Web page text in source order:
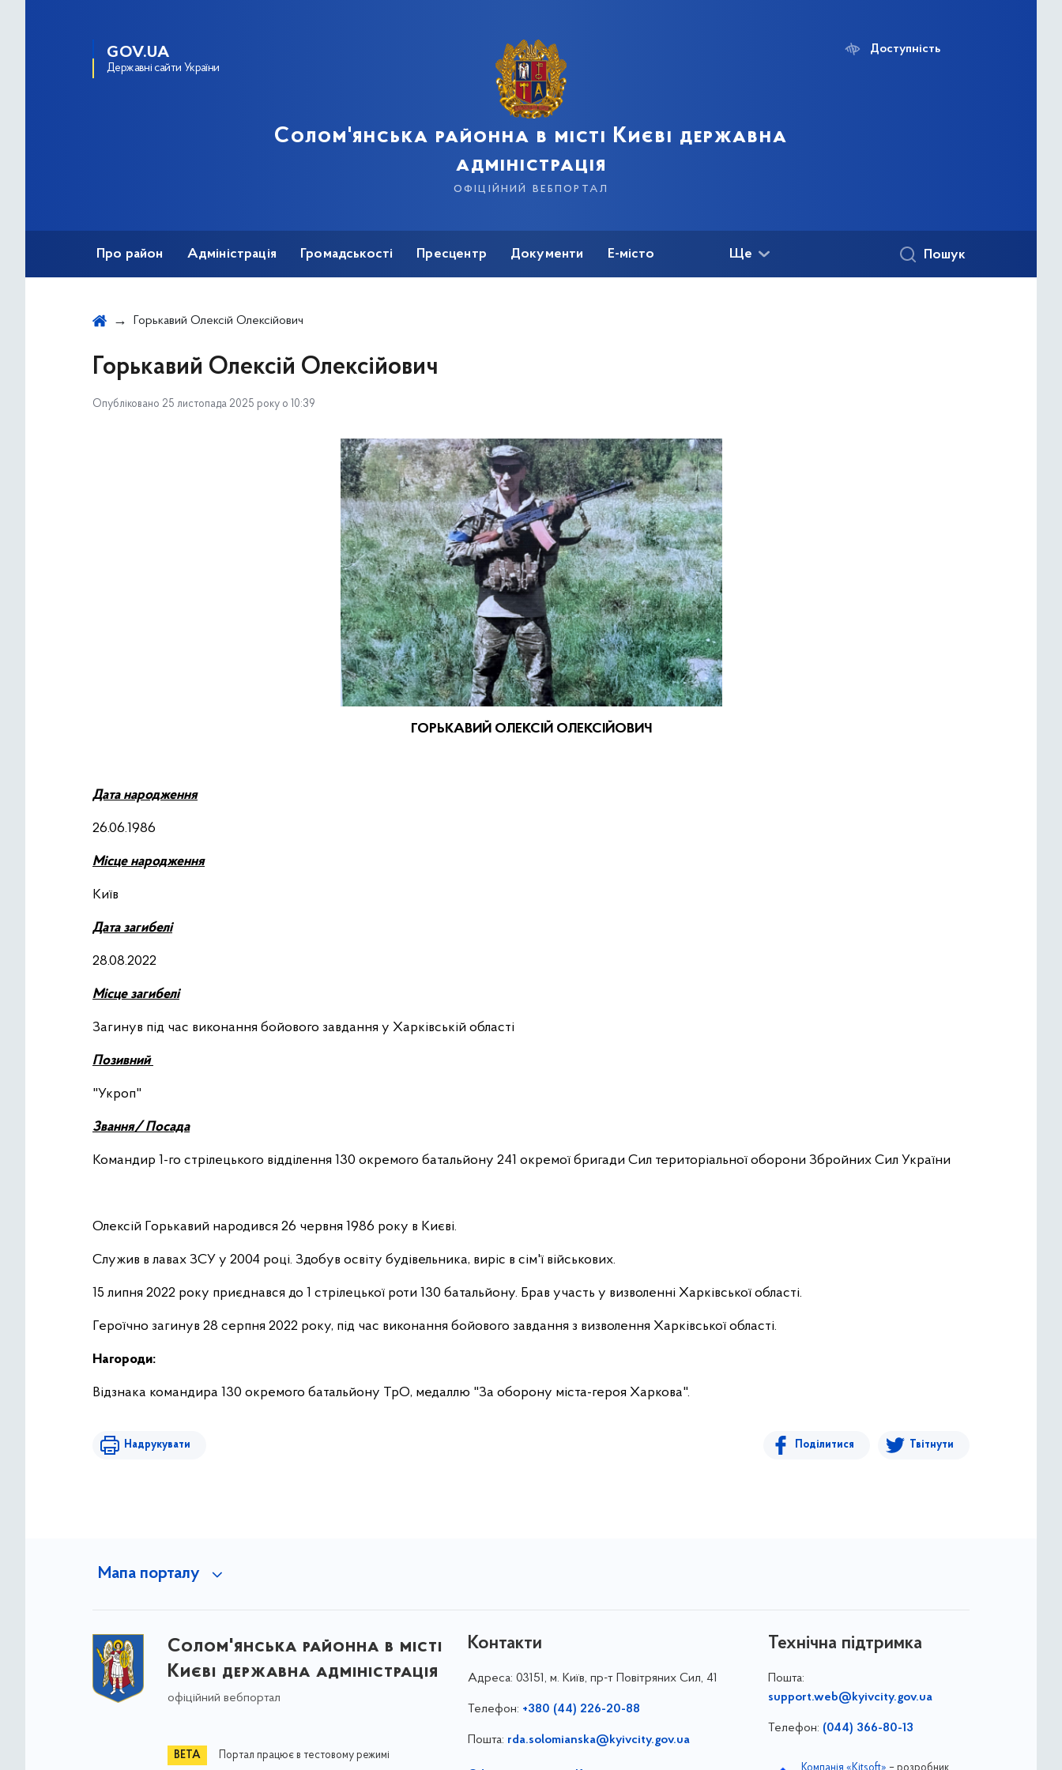
GOV.UA
Державні сайти України
Солом'янська районна в місті Києві державна
адміністрація
офіційний вебпортал
Доступність
Про район Адміністрація Громадськості Пресцентр Документи Е-місто Ще Пошук
Горькавий Олексій Олексійович
Горькавий Олексій Олексійович
Опубліковано 25 листопада 2025 року о 10:39
ГОРЬКАВИЙ ОЛЕКСІЙ ОЛЕКСІЙОВИЧ
Дата народження
26.06.1986
Місце народження
Київ
Дата загибелі
28.08.2022
Місце загибелі
Загинув під час виконання бойового завдання у Харківській області
Позивний
"Укроп"
Звання/ Посада
Командир 1-го стрілецького відділення 130 окремого батальйону 241 окремої бригади Сил територіальної оборони Збройних Сил України
Олексій Горькавий народився 26 червня 1986 року в Києві.
Служив в лавах ЗСУ у 2004 році. Здобув освіту будівельника, виріс в сім'ї військових.
15 липня 2022 року приєднався до 1 стрілецької роти 130 батальйону. Брав участь у визволенні Харківської області.
Героїчно загинув 28 серпня 2022 року, під час виконання бойового завдання з визволення Харківської області.
Нагороди:
Відзнака командира 130 окремого батальйону ТрО, медаллю "За оборону міста-героя Харкова".
Надрукувати Поділитися Твітнути
Мапа порталу
Солом'янська районна в місті
Києві державна адміністрація
офіційний вебпортал
Портал працює в тестовому режимі
Контакти
Адреса: 03151, м. Київ, пр-т Повітряних Сил, 41
Телефон: +380 (44) 226-20-88
Пошта: rda.solomianska@kyivcity.gov.ua
Технічна підтримка
Пошта:
support.web@kyivcity.gov.ua
Телефон: (044) 366-80-13